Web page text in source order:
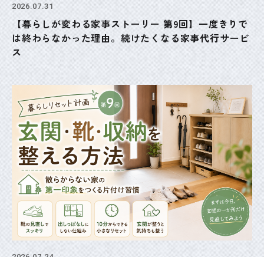
2026.07.31
【暮らしが変わる家事ストーリー 第9回】一度きりで
は終わらなかった理由。続けたくなる家事代行サービ
ス